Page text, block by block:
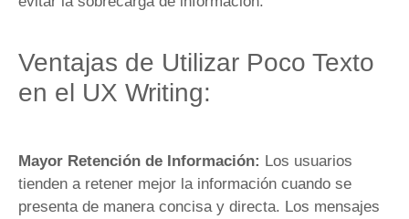
Ventajas de Utilizar Poco Texto
en el UX Writing:
Mayor Retención de Información: Los usuarios
tienden a retener mejor la información cuando se
presenta de manera concisa y directa. Los mensajes